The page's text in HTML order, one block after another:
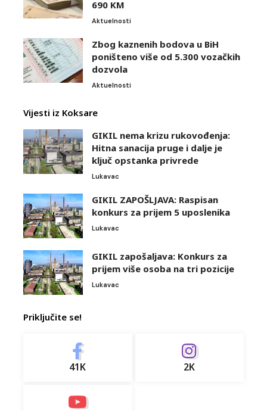
690 KM
Aktuelnosti
Zbog kaznenih bodova u BiH
poništeno više od 5.300 vozačkih
dozvola
Aktuelnosti
Vijesti iz Koksare
GIKIL nema krizu rukovođenja:
Hitna sanacija pruge i dalje je
ključ opstanka privrede
Lukavac
GIKIL ZAPOŠLJAVA: Raspisan
konkurs za prijem 5 uposlenika
Lukavac
GIKIL zapošaljava: Konkurs za
prijem više osoba na tri pozicije
Lukavac
Priključite se!
41K 2K